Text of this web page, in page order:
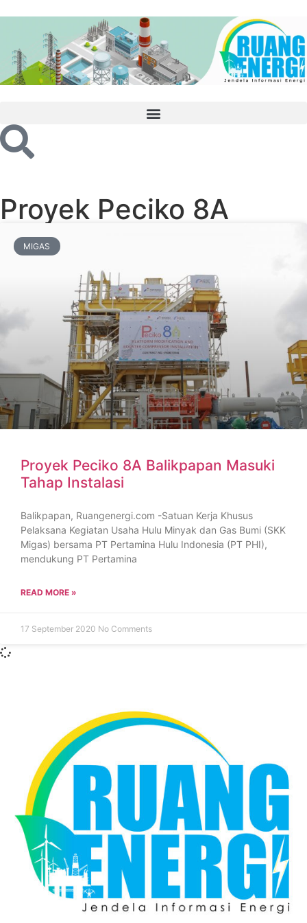
Proyek Peciko 8A
MIGAS
Proyek Peciko 8A Balikpapan Masuki
Tahap Instalasi
Balikpapan, Ruangenergi.com -Satuan Kerja Khusus
Pelaksana Kegiatan Usaha Hulu Minyak dan Gas Bumi (SKK
Migas) bersama PT Pertamina Hulu Indonesia (PT PHI),
mendukung PT Pertamina
READ MORE »
17 September 2020 No Comments